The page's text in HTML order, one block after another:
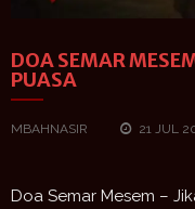
DOA SEMAR
PUASA
MBAHNASIR 21 JUL
Doa Semar Mesem –